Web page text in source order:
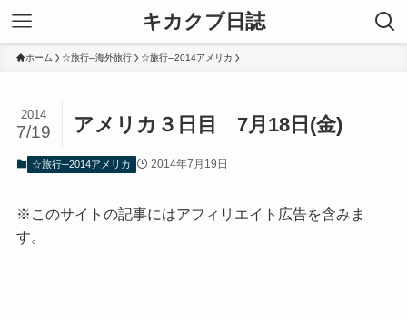
キカクブ日誌
ホーム ☆旅行─海外旅行 ☆旅行─2014アメリカ
アメリカ３日目 7月18日(金)
2014
7/19
☆旅行─2014アメリカ 2014年7月19日
※このサイトの記事にはアフィリエイト広告を含みま
す。